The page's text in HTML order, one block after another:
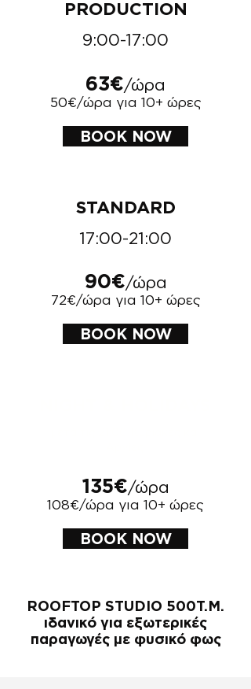
63€/ώρα
50€/ώρα για 10+ ώρες
BOOK NOW
PRODUCTION
9:00-17:00
STANDARD
17:00-21:00
90€/ώρα
72€/ώρα για 10+ ώρες
BOOK NOW
135€/ώρα
108€/ώρα για 10+ ώρες
BOOK NOW
ROOFTOP STUDIO 500Τ.Μ.
ιδανικό για εξωτερικές
παραγωγές με φυσικό φως